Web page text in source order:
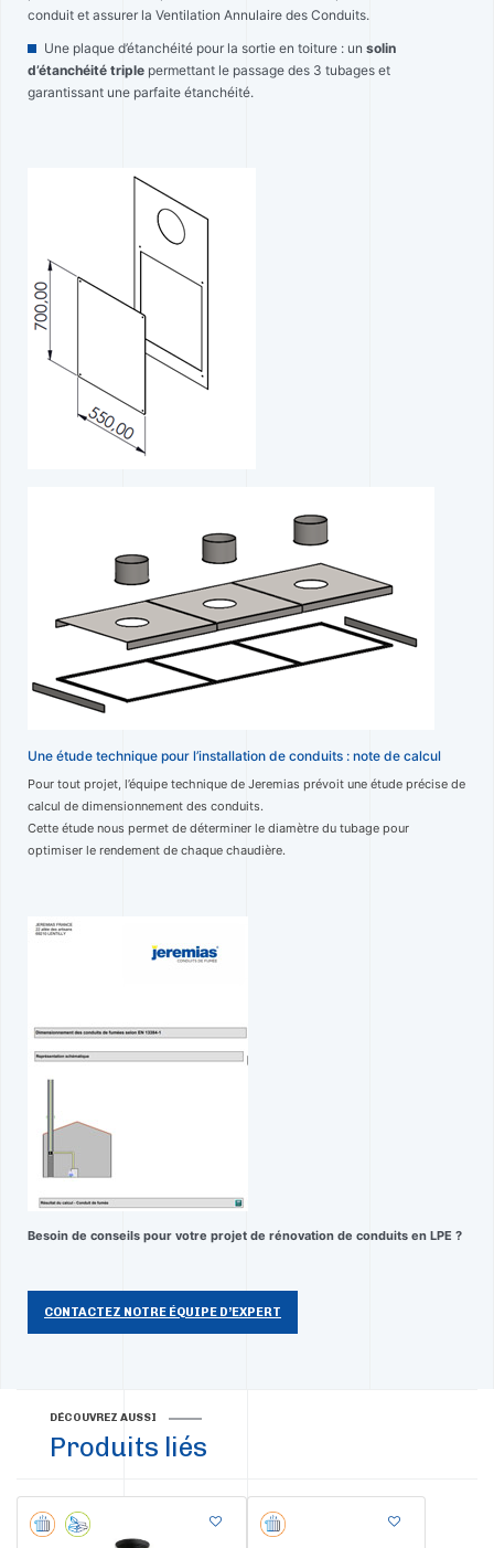
conduit et assurer la Ventilation Annulaire des Conduits.
Une plaque d’étanchéité pour la sortie en toiture : un solin
d’étanchéité triple permettant le passage des 3 tubages et
garantissant une parfaite étanchéité.
Une étude technique pour l’installation de conduits : note de calcul
Pour tout projet, l’équipe technique de Jeremias prévoit une étude précise de
calcul de dimensionnement des conduits.
Cette étude nous permet de déterminer le diamètre du tubage pour
optimiser le rendement de chaque chaudière.
Besoin de conseils pour votre projet de rénovation de conduits en LPE ?
CONTACTEZ NOTRE ÉQUIPE D’EXPERT
DÉCOUVREZ AUSSI
Produits liés